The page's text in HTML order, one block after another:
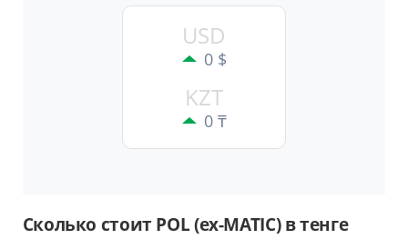
USD
0 $
KZT
0 ₸
Сколько стоит POL (ex-MATIC) в тенге